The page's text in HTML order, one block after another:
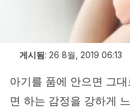
게시됨: 26 8월, 2019 06:13
아기를 품에 안으면 그
면 하는 감정을 강하게